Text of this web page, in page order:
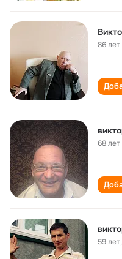
86 лет
68 лет
59 лет,